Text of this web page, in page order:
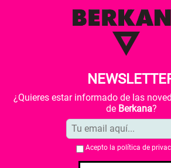
¿Quieres estar informado de las
de Berkana?
Acepto la política de